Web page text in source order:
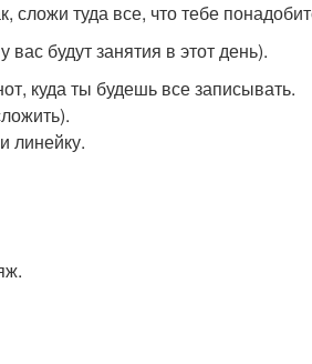
сложи туда все, что тебе
будут занятия в этот день).
куда ты будешь все записывать.
линейку.